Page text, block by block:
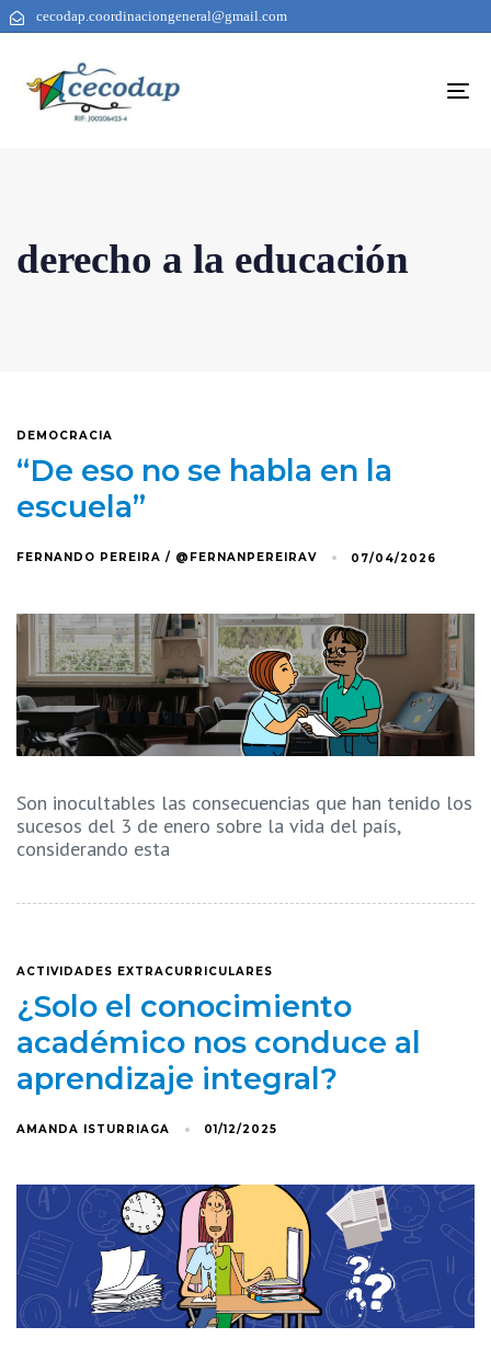
cecodap.coordinaciongeneral@gmail.com
derecho a la educación
DEMOCRACIA
“De eso no se habla en la
escuela”
FERNANDO PEREIRA / @FERNANPEREIRAV 07/04/2026
Son inocultables las consecuencias que han tenido los
sucesos del 3 de enero sobre la vida del país,
considerando esta
ACTIVIDADES EXTRACURRICULARES
¿Solo el conocimiento
académico nos conduce al
aprendizaje integral?
AMANDA ISTURRIAGA 01/12/2025